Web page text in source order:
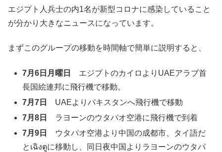
エジプト人兵士の内1名が新型コロナに感染していること
が分かり大きなニュースになっています。
まずこのグループの移動を時間軸で簡単に説明すると、
7月6日月曜日
エジプトのカイロよりUAEアラブ首
長国絵連邦に飛行機で移動。
7月7日
UAEよりパキスタンへ飛行機で移動
7月8日
ラヨーンのウタパオ空港に飛行機で到着
7月9日
ウタパオ空港より中国の成都市、タイ語だ
とเฉิงตูに移動し、同日夜中国よりラヨーンのウタパ